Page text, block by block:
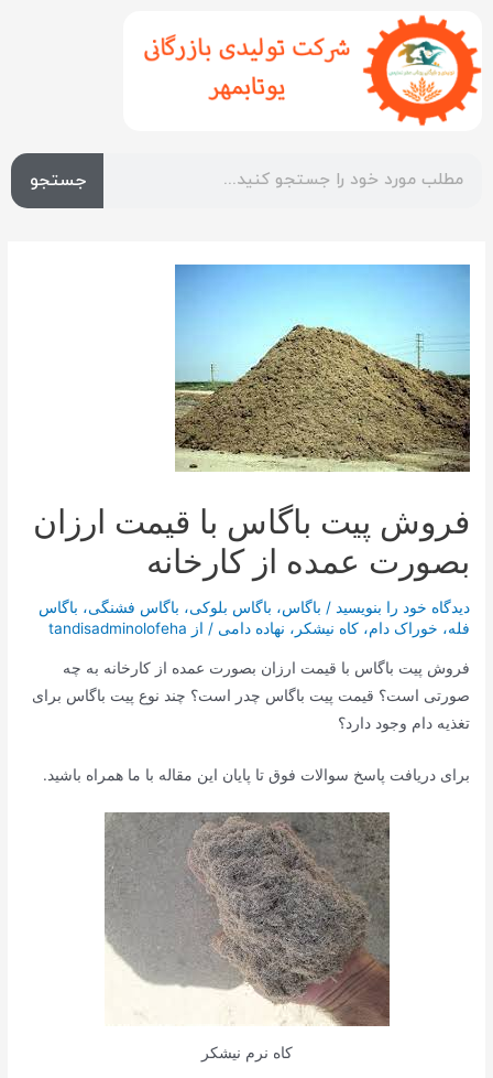
جستجو
فروش پیت باگاس با قیمت ارزان
بصورت عمده از کارخانه
دیدگاه‌ خود را بنویسید / باگاس، باگاس بلوکی، باگاس فشنگی، باگاس
فله، خوراک دام،کاه نیشکر ، نهاده دامی / از tandisadminolofeha
فروش پیت باگاس با قیمت ارزان بصورت عمده از کارخانه به چه
صورتی است؟ قیمت پیت باگاس چدر است؟ چند نوع پیت باگاس برای
تغذیه دام وجود دارد؟
برای دریافت پاسخ سوالات فوق تا پایان این مقاله با ما همراه باشید.
کاه نرم نیشکر